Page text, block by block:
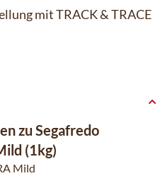
mit TRACK & TRACE
zu Segafredo
(1kg)
Mild